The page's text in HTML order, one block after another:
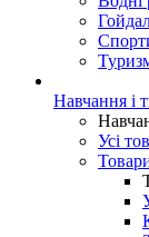
Навчання і
Усі